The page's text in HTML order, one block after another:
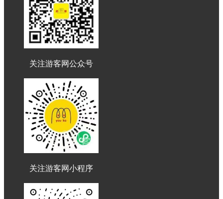
关注游客网公众号
关注游客网小程序